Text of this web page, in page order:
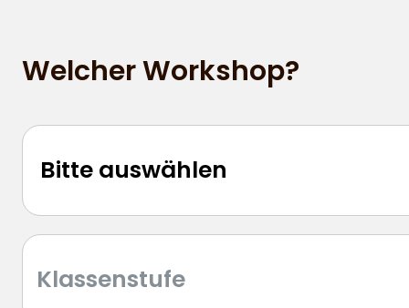
Welcher Workshop?